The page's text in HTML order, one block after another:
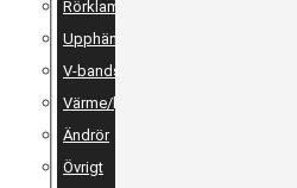
Rörklammer
Upphängning
V-bandsklammer & V-bandsflänsar
Värme/ljudisolering
Ändrör
Övrigt